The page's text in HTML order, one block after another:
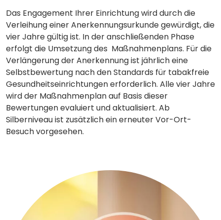
Das Engagement Ihrer Einrichtung wird durch die
Verleihung einer Anerkennungsurkunde gewürdigt, die
vier Jahre gültig ist. In der anschließenden Phase
erfolgt die Umsetzung des Maßnahmenplans. Für die
Verlängerung der Anerkennung ist jährlich eine
Selbstbewertung nach den Standards für tabakfreie
Gesundheitseinrichtungen erforderlich. Alle vier Jahre
wird der Maßnahmenplan auf Basis dieser
Bewertungen evaluiert und aktualisiert. Ab
Silberniveau ist zusätzlich ein erneuter Vor-Ort-
Besuch vorgesehen.